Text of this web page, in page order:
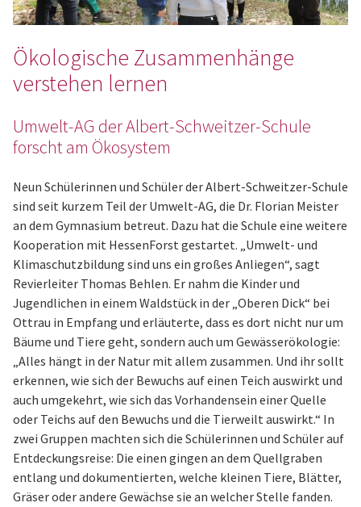
Ökologische Zusammenhänge
verstehen lernen
Umwelt-AG der Albert-Schweitzer-Schule
forscht am Ökosystem
Neun Schülerinnen und Schüler der Albert-Schweitzer-Schule
sind seit kurzem Teil der Umwelt-AG, die Dr. Florian Meister
an dem Gymnasium betreut. Dazu hat die Schule eine weitere
Kooperation mit HessenForst gestartet. „Umwelt- und
Klimaschutzbildung sind uns ein großes Anliegen“, sagt
Revierleiter Thomas Behlen. Er nahm die Kinder und
Jugendlichen in einem Waldstück in der „Oberen Dick“ bei
Ottrau in Empfang und erläuterte, dass es dort nicht nur um
Bäume und Tiere geht, sondern auch um Gewässerökologie:
„Alles hängt in der Natur mit allem zusammen. Und ihr sollt
erkennen, wie sich der Bewuchs auf einen Teich auswirkt und
auch umgekehrt, wie sich das Vorhandensein einer Quelle
oder Teichs auf den Bewuchs und die Tierweilt auswirkt.“ In
zwei Gruppen machten sich die Schülerinnen und Schüler auf
Entdeckungsreise: Die einen gingen an dem Quellgraben
entlang und dokumentierten, welche kleinen Tiere, Blätter,
Gräser oder andere Gewächse sie an welcher Stelle fanden.